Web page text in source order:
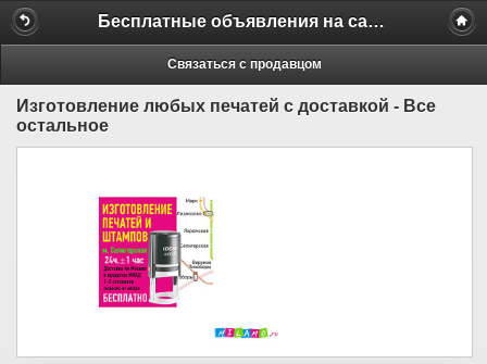
Бесплатные объявления на сайте MILAMO.ru
Связаться с продавцом
Изготовление любых печатей с доставкой - Все
остальное